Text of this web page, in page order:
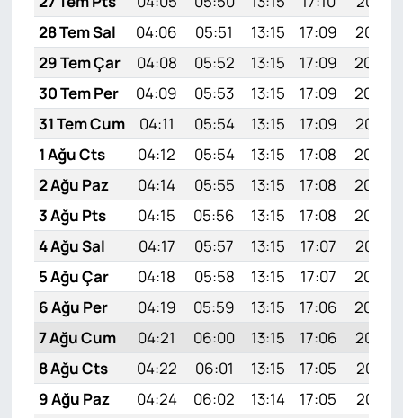
28 Tem Sal
04:06 05:51 13:15 17:09
20:30
29 Tem Çar
04:08 05:52 13:15 17:09
20:29
30 Tem Per
04:09 05:53 13:15 17:09
20:28
31 Tem Cum
04:11 05:54 13:15 17:09
20:27
1 Ağu Cts
04:12 05:54 13:15 17:08
20:26
2 Ağu Paz
04:14 05:55 13:15 17:08
20:25
3 Ağu Pts
04:15 05:56 13:15 17:08
20:24
4 Ağu Sal
04:17 05:57 13:15 17:07
20:23
5 Ağu Çar
04:18 05:58 13:15 17:07
20:22
6 Ağu Per
04:19 05:59 13:15 17:06
20:20
7 Ağu Cum
04:21 06:00 13:15 17:06
20:19
8 Ağu Cts
04:22 06:01 13:15 17:05
20:18
9 Ağu Paz
04:24 06:02 13:14 17:05
20:17